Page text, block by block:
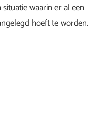
waarin er al een
hoeft te worden.